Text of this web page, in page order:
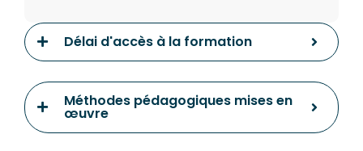
Délai d'accès à la formation
Méthodes pédagogiques mises en
œuvre